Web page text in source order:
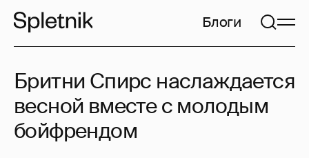
Блоги
Бритни Спирс наслаждается
весной вместе с молодым
бойфрендом